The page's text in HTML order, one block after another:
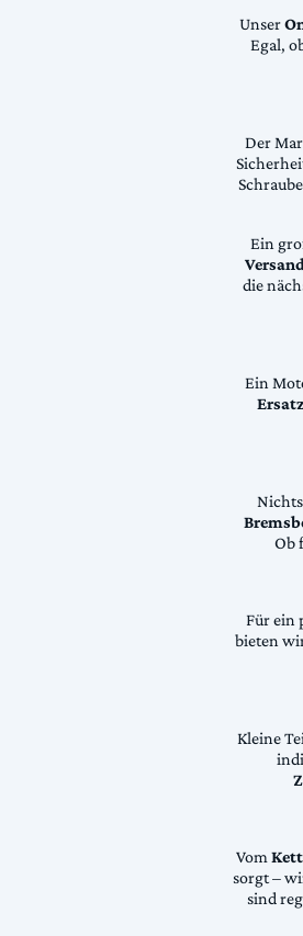
Unser
Egal,
Der
Ein
die
Ein
Ob
Für ein
bieten
Kleine
Vom
sorgt –
sind